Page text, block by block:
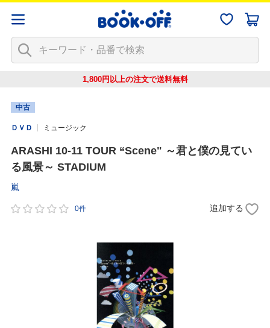
1,800円以上の注文で送料無料
中古
ＤＶＤ ミュージック
ARASHI 10-11 TOUR “Scene" ～君と僕の見てい
る風景～ STADIUM
嵐
0件 追加する